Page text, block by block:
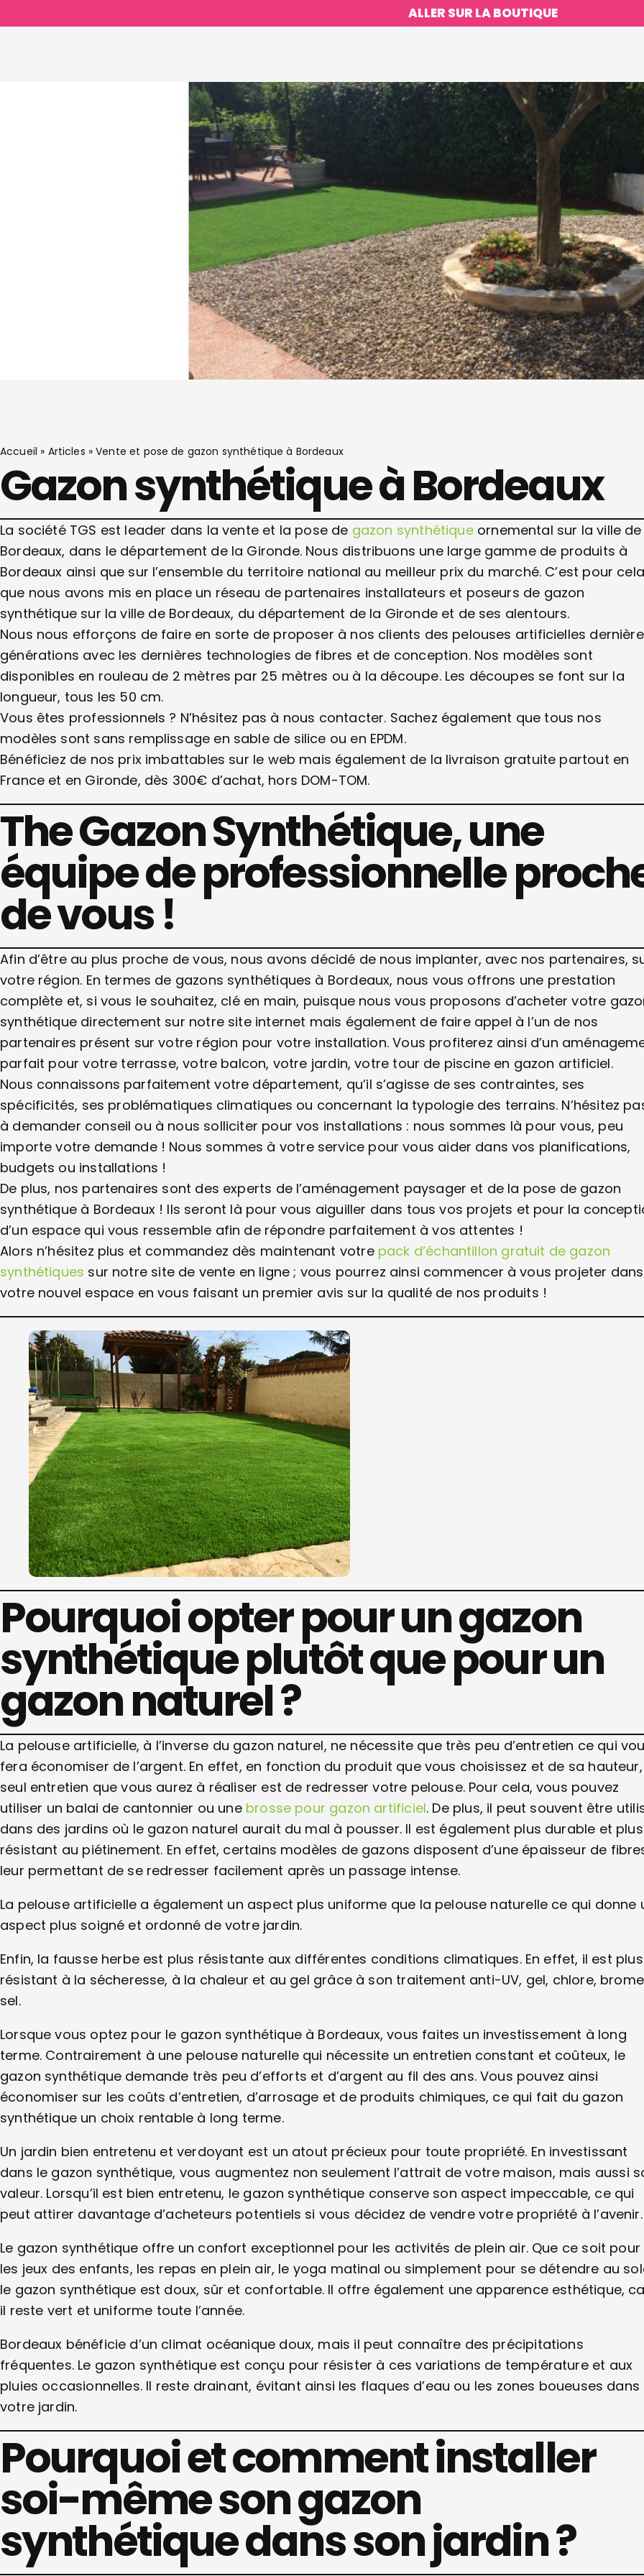
ALLER SUR LA BOUTIQUE
Accueil » Articles »Vente et pose de gazon synthétique à Bordeaux
Gazon synthétique à Bordeaux
La société TGS est leader dans la vente et la pose de gazon synthétiqueornemental sur la ville de
Bordeaux, dans le département de la Gironde. Nous distribuons une large gamme de produits à
Bordeaux ainsi que sur l’ensemble du territoire national au meilleur prix du marché. C’est pour cela
que nous avons mis en place un réseau de partenaires installateurs et poseurs de gazon
synthétique sur la ville de Bordeaux, du département de la Gironde et de ses alentours.
Nous nous efforçons de faire en sorte de proposer à nos clients des pelouses artificielles
générations avec les dernières technologies de fibres et de conception. Nos modèles sont
disponibles en rouleau de 2 mètres par 25 mètres ou à la découpe. Les découpes se font sur la
longueur, tous les 50 cm.
Vous êtes professionnels ? N’hésitez pas à nous contacter. Sachez également que tous nos
modèles sont sans remplissage en sable de silice ou en EPDM.
Bénéficiez de nos prix imbattables sur le web mais également de la livraison gratuite partout en
France et en Gironde, dès 300€ d’achat, hors DOM-TOM.
The Gazon Synthétique, une
équipe de professionnelle
de vous !
Afin d’être au plus proche de vous, nous avons décidé de nous implanter, avec nos partenaires,
votre région. En termes de gazons synthétiques à Bordeaux, nous vous offrons une prestation
complète et, si vous le souhaitez, clé en main, puisque nous vous proposons d’acheter votre
synthétique directement sur notre site internet mais également de faire appel à l’un de nos
partenaires présent sur votre région pour votre installation. Vous profiterez ainsi d’un
parfait pour votre terrasse, votre balcon, votre jardin, votre tour de piscine en gazon artificiel.
Nous connaissons parfaitement votre département, qu’il s’agisse de ses contraintes, ses
spécificités, ses problématiques climatiques ou concernant la typologie des terrains. N’hésitez
à demander conseil ou à nous solliciter pour vos installations : nous sommes là pour vous, peu
importe votre demande ! Nous sommes à votre service pour vous aider dans vos planifications,
budgets ou installations !
De plus, nos partenaires sont des experts de l’aménagement paysager et de la pose de gazon
synthétique à Bordeaux ! Ils seront là pour vous aiguiller dans tous vos projets et pour la
d’un espace qui vous ressemble afin de répondre parfaitement à vos attentes !
Alors n’hésitez plus et commandez dès maintenant votre pack d’échantillon gratuit de gazon
synthétiques sur notre site de vente en ligne ; vous pourrez ainsi commencer à vous projeter dans
votre nouvel espace en vous faisant un premier avis sur la qualité de nos produits !
Pourquoi opter pour un gazon
synthétique plutôt que pour un
gazon naturel ?
La pelouse artificielle, à l’inverse du gazon naturel, ne nécessite que très peu d’entretien ce qui
fera économiser de l’argent. En effet, en fonction du produit que vous choisissez et de sa
seul entretien que vous aurez à réaliser est de redresser votre pelouse. Pour cela, vous pouvez
utiliser un balai de cantonnier ou une brosse pour gazon artificiel. De plus, il peut souvent être
dans des jardins où le gazon naturel aurait du mal à pousser. Il est également plus durable et plus
résistant au piétinement. En effet, certains modèles de gazons disposent d’une épaisseur de
leur permettant de se redresser facilement après un passage intense.
La pelouse artificielle a également un aspect plus uniforme que la pelouse naturelle ce qui donne
aspect plus soigné et ordonné de votre jardin.
Enfin, la fausse herbe est plus résistante aux différentes conditions climatiques. En effet, il est plus
résistant à la sécheresse, à la chaleur et au gel grâce à son traitement anti-UV, gel, chlore,
sel.
Lorsque vous optez pour le gazon synthétique à Bordeaux, vous faites un investissement à long
terme. Contrairement à une pelouse naturelle qui nécessite un entretien constant et coûteux, le
gazon synthétique demande très peu d’efforts et d’argent au fil des ans. Vous pouvez ainsi
économiser sur les coûts d’entretien, d’arrosage et de produits chimiques, ce qui fait du gazon
synthétique un choix rentable à long terme.
Un jardin bien entretenu et verdoyant est un atout précieux pour toute propriété. En investissant
dans le gazon synthétique, vous augmentez non seulement l’attrait de votre maison, mais aussi
valeur. Lorsqu’il est bien entretenu, le gazon synthétique conserve son aspect impeccable, ce qui
peut attirer davantage d’acheteurs potentiels si vous décidez de vendre votre propriété à l’avenir.
Le gazon synthétique offre un confort exceptionnel pour les activités de plein air. Que ce soit pour
les jeux des enfants, les repas en plein air, le yoga matinal ou simplement pour se détendre au
le gazon synthétique est doux, sûr et confortable. Il offre également une apparence esthétique,
il reste vert et uniforme toute l’année.
Bordeaux bénéficie d’un climat océanique doux, mais il peut connaître des précipitations
fréquentes. Le gazon synthétique est conçu pour résister à ces variations de température et aux
pluies occasionnelles. Il reste drainant, évitant ainsi les flaques d’eau ou les zones boueuses dans
votre jardin.
Pourquoi et comment installer
soi-même son gazon
synthétique dans son jardin ?